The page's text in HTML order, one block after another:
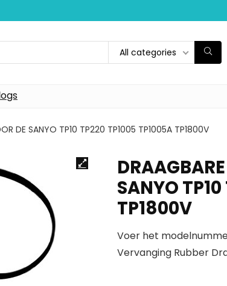
All categories
DE SANYO TP10 TP220 TP1005 TP1005A TP1800V
SANYO
TP1800V
Voer het
Vervanging Rubber